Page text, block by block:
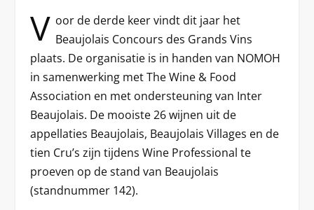
V oor de derde keer vindt dit jaar het
Beaujolais Concours des Grands Vins
plaats. De organisatie is in handen van NOMOH
in samenwerking met The Wine & Food
Association en met ondersteuning van Inter
Beaujolais. De mooiste 26 wijnen uit de
appellaties Beaujolais, Beaujolais Villages en de
tien Cru’s zijn tijdens Wine Professional te
proeven op de stand van Beaujolais
(standnummer 142).